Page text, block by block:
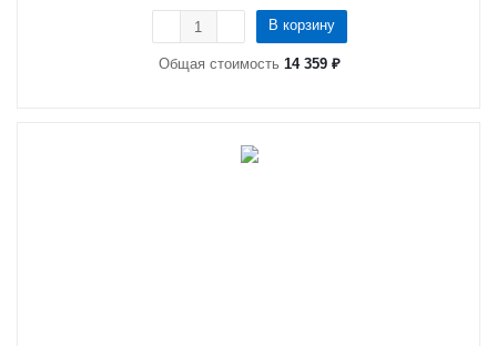
В корзину
Общая стоимость 14 359 ₽